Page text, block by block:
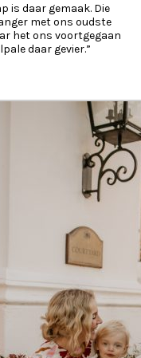
is daar gemaak. Die
met ons oudste
het ons voortgegaan
daar gevier.”